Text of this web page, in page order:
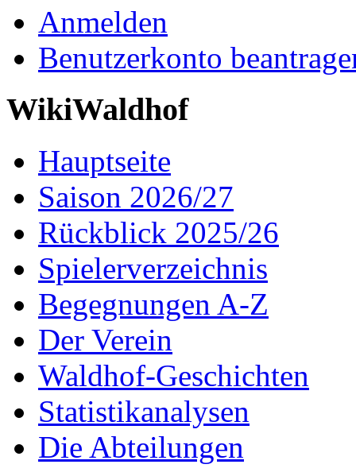
Anmelden
Benutzerkonto
WikiWaldhof
Hauptseite
Saison 2026/27
Rückblick 2025/26
Spielerverzeichnis
Begegnungen A-Z
Der Verein
Waldhof-Geschichten
Statistikanalysen
Die Abteilungen